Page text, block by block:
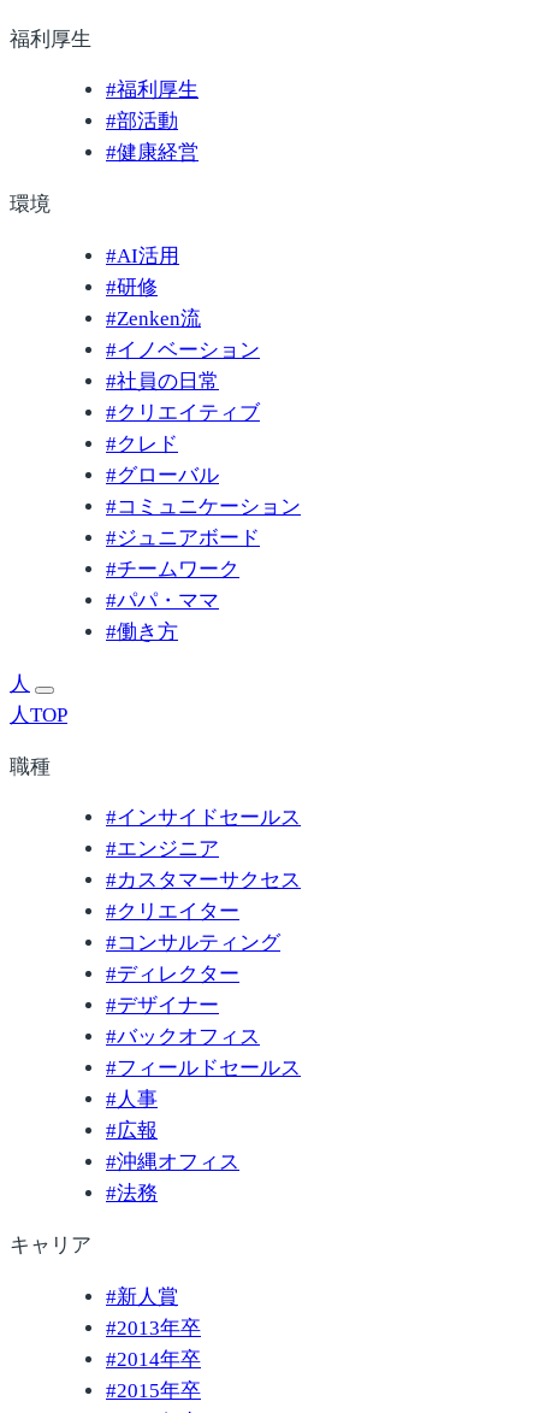
福利厚生
#福利厚生
#部活動
#健康経営
環境
#AI活用
#研修
#Zenken流
#イノベーション
#社員の日常
#クリエイティブ
#クレド
#グローバル
#コミュニケーション
#ジュニアボード
#チームワーク
#パパ・ママ
#働き方
人
人TOP
職種
#インサイドセールス
#エンジニア
#カスタマーサクセス
#クリエイター
#コンサルティング
#ディレクター
#デザイナー
#バックオフィス
#フィールドセールス
#人事
#広報
#沖縄オフィス
#法務
キャリア
#新人賞
#2013年卒
#2014年卒
#2015年卒